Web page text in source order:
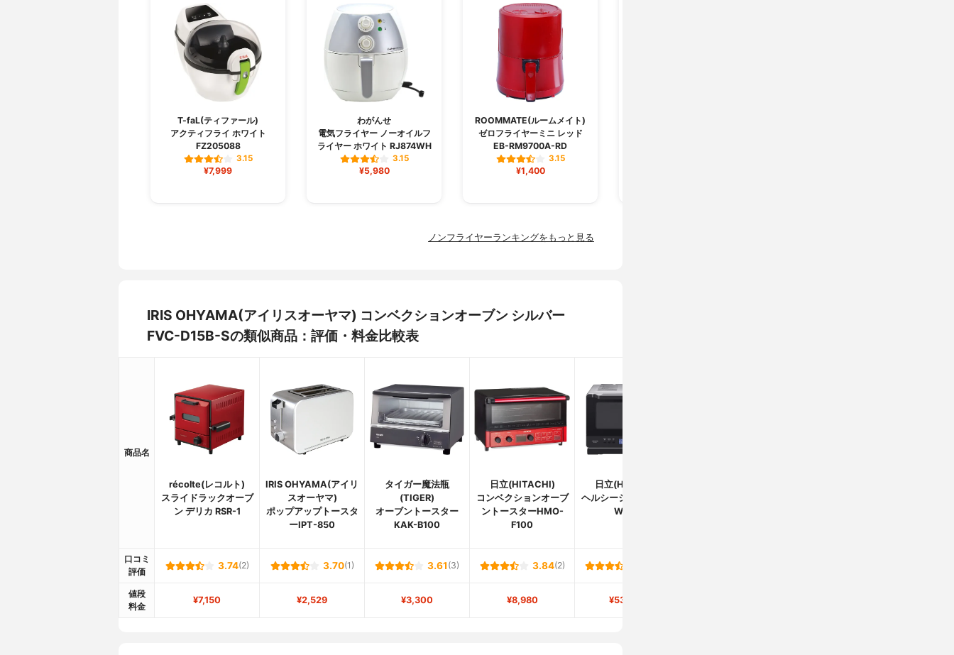
T-faL(ティファール)
アクティフライ ホワイト
FZ205088
3.15
¥7,999
わがんせ
電気フライヤー ノーオイルフ
ライヤー ホワイト RJ874WH
3.15
¥5,980
ROOMMATE(ルームメイト)
ゼロフライヤーミニ レッド
EB-RM9700A-RD
3.15
¥1,400
ノンフライヤーランキングをもっと見る
IRIS OHYAMA(アイリスオーヤマ) コンベクションオーブン シルバー
FVC-D15B-Sの類似商品：評価・料金比較表
商品名
récolte(レコルト)
スライドラックオーブ
ン デリカ RSR-1
IRIS OHYAMA(アイリ
スオーヤマ)
ポップアップトースタ
ーIPT-850
タイガー魔法瓶
(TIGER)
オーブントースター
KAK-B100
日立(HITACHI)
コンベクションオーブ
ントースターHMO-
F100
日立(HITACHI)
ヘルシーシェフ MRO-
W10X
口コミ
評価
3.74(2) 3.70(1) 3.61 (3) 3.84(2)
値段
料金
¥7,150 ¥2,529 ¥3,300 ¥8,980 ¥53,708